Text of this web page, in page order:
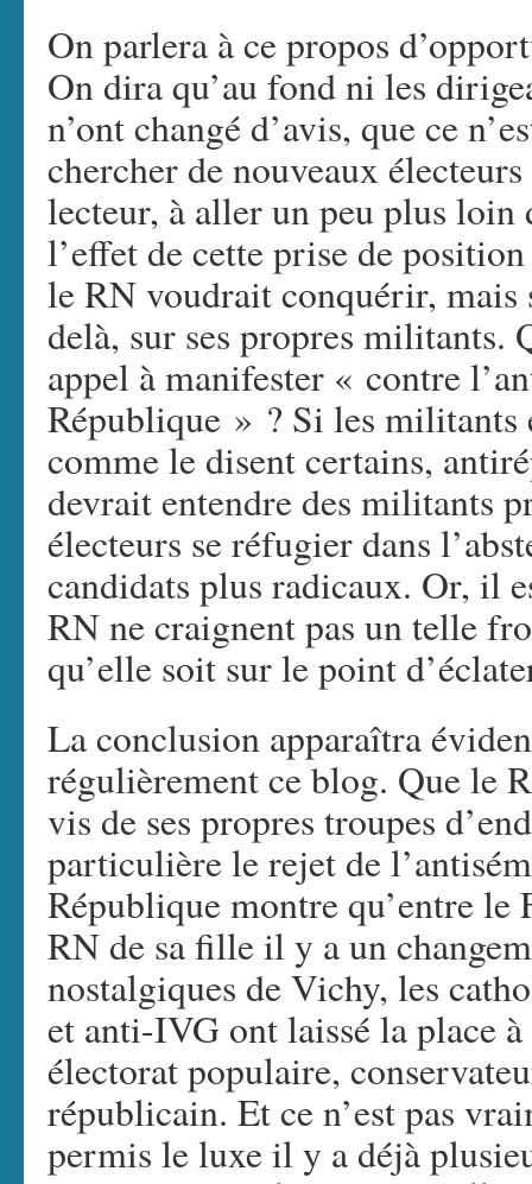
On parlera à ce propos
On dira qu’au fond ni les
n’ont changé d’avis, que ce
chercher de nouveaux
lecteur, à aller un peu plus loin
l’effet de cette prise de
le RN voudrait conquérir, mais
delà, sur ses propres militants.
appel à manifester « contre
République » ? Si les militants
comme le disent certains,
devrait entendre des militants
électeurs se réfugier dans
candidats plus radicaux. Or, il
RN ne craignent pas un telle
qu’elle soit sur le point
La conclusion apparaîtra
régulièrement ce blog. Que le
vis de ses propres troupes
particulière le rejet de
République montre qu’entre
RN de sa fille il y a un
nostalgiques de Vichy, les
et anti-IVG ont laissé la place
électorat populaire,
républicain. Et ce n’est pas
permis le luxe il y a déjà